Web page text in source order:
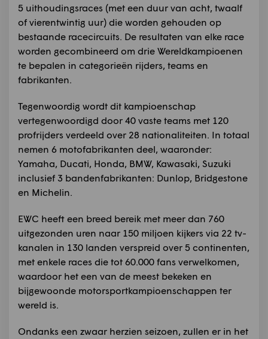
5 uithoudingsraces (met een duur van acht, twaalf
of vierentwintig uur) die worden gehouden op
bestaande racecircuits. De resultaten van elke race
worden gecombineerd om drie Wereldkampioenen
te bepalen in categorieën rijders, teams en
fabrikanten.
Tegenwoordig wordt dit kampioenschap
vertegenwoordigd door 40 vaste teams met 120
profrijders verdeeld over 28 nationaliteiten. In totaal
nemen 6 motofabrikanten deel, waaronder:
Yamaha, Ducati, Honda, BMW, Kawasaki, Suzuki
inclusief 3 bandenfabrikanten: Dunlop, Bridgestone
en Michelin.
EWC heeft een breed bereik met meer dan 760
uitgezonden uren naar 150 miljoen kijkers via 22 tv-
kanalen in 130 landen verspreid over 5 continenten,
met enkele races die tot 60.000 fans verwelkomen,
waardoor het een van de meest bekeken en
bijgewoonde motorsportkampioenschappen ter
wereld is.
Ondanks een zwaar herzien seizoen, zullen er in het